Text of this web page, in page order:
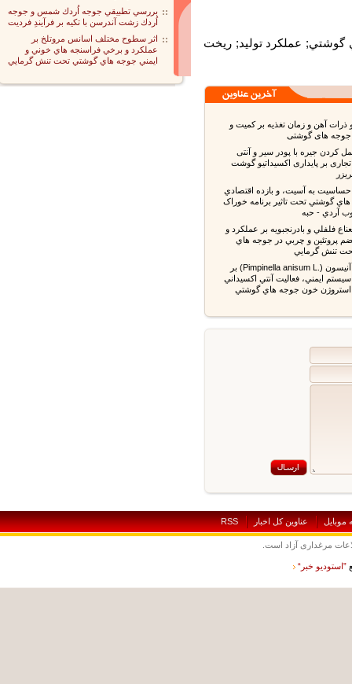
عملكرد توليد; ريخت
آهن و زمان تغذیه بر کمیت و
جیره با پودر سیر و آنتی
بر پایداری اکسیداتیو گوشت
به آسيت، و بازده اقتصادي
گوشتي تحت تاثير برنامه خوراک
آردي - حبه
فلفلي و بادرنجبويه بر عملکرد و
پروتئين و چربي در جوجه هاي
تنش گرمايي
تاثير دانه آنيسون (.Pimpinella anisum L) بر
ايمني، فعاليت آنتي اکسيداني
خون جوجه هاي گوشتي
بررسي تطبيقي جوجه اُردك شمس و جوجه
اُردك زشت آندرسن با تكيه بر فرآيندِ فرديت
اثر سطوح مختلف اسانس مروتلخ بر
عملكرد و برخي فراسنجه هاي خوني و
ايمني جوجه هاي گوشتي تحت تنش گرمايي
عناوين کل اخبار RSS
مرغداری آزاد است.
خبر“